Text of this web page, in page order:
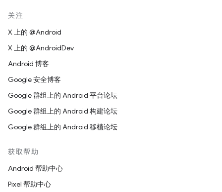
关注
X 上的 @Android
X 上的 @AndroidDev
Android 博客
Google 安全博客
Google 群组上的 Android 平台论坛
Google 群组上的 Android 构建论坛
Google 群组上的 Android 移植论坛
获取帮助
Android 帮助中心
Pixel 帮助中心